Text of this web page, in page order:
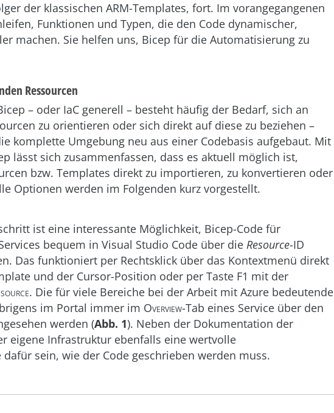
der klassischen ARM-Templates, fort. Im vorangegangenen
Funktionen und Typen, die den Code dynamischer,
machen. Sie helfen uns, Bicep für die Automatisierung zu
Ressourcen
– oder IaC generell – besteht häufig der Bedarf, sich an
zu orientieren oder sich direkt auf diese zu beziehen –
komplette Umgebung neu aus einer Codebasis aufgebaut. Mit
lässt sich zusammenfassen, dass es aktuell möglich ist,
bzw. Templates direkt zu importieren, zu konvertieren oder
Optionen werden im Folgenden kurz vorgestellt.
ist eine interessante Möglichkeit, Bicep-Code für
bequem in Visual Studio Code über die Resource-ID
Das funktioniert per Rechtsklick über das Kontextmenü direkt
und der Cursor-Position oder per Taste F1 mit der
. Die für viele Bereiche bei der Arbeit mit Azure bedeutende
im Portal immer im Overview-Tab eines Service über den
werden (Abb. 1). Neben der Dokumentation der
eigene Infrastruktur ebenfalls eine wertvolle
sein, wie der Code geschrieben werden muss.